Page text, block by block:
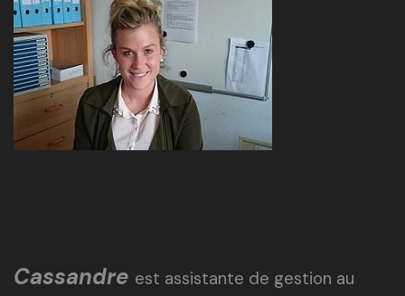
Cassandre est assistante de gestion au